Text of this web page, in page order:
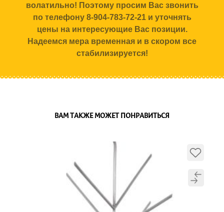
волатильно! Поэтому просим Вас звонить
по телефону 8-904-783-72-21 и уточнять
цены на интересующие Вас позиции.
Надеемся мера временная и в скором все
стабилизируется!
ВАМ ТАКЖЕ МОЖЕТ ПОНРАВИТЬСЯ